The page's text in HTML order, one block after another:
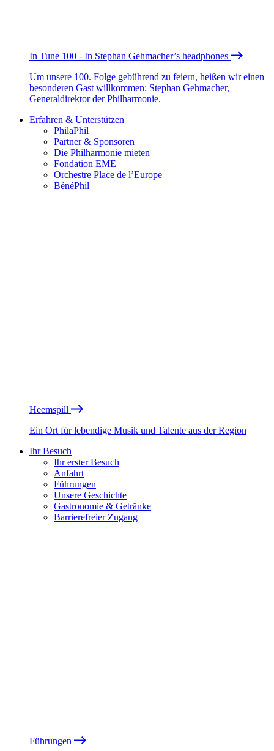
In Tune 100 - In Stephan Gehmacher’s headphones
Um unsere 100. Folge gebührend zu feiern, heißen wir einen
besonderen Gast willkommen: Stephan Gehmacher,
Generaldirektor der Philharmonie.
Erfahren & Unterstützen
PhilaPhil
Partner & Sponsoren
Die Philharmonie mieten
Fondation EME
Orchestre Place de l’Europe
BénéPhil
Heemspill
Ein Ort für lebendige Musik und Talente aus der Region
Ihr Besuch
Ihr erster Besuch
Anfahrt
Führungen
Unsere Geschichte
Gastronomie & Getränke
Barrierefreier Zugang
Führungen